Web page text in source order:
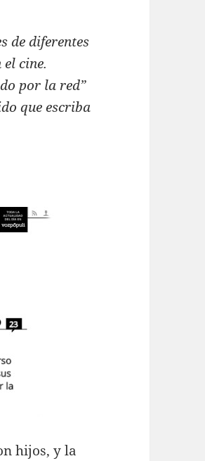
de diferentes
cine.
por la red”
que escriba
hijos, y la